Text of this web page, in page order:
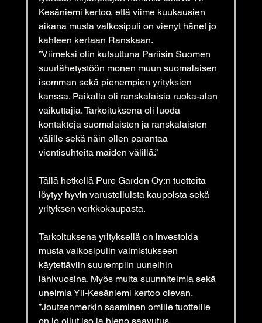
Kesäniemi kertoo, että viime kuukausien
aikana musta valkosipuli on vienyt hänet jo
kahteen kertaan Ranskaan.
”Viimeksi olin kutsuttuna Pariisin Suomen
suurlähetystöön monen muun suomalaisen
isomman sekä pienempien yrityksien
kanssa. Paikalla oli ranskalaisia ruoka-alan
vaikuttajia. Tarkoituksena oli luoda
kontakteja suomalaisten ja ranskalaisten
välille sekä näin ollen parantaa
vientisuhteita maiden välillä.”
Tällä hetkellä Pure Garden Oy:n tuotteita
löytyy hyvin varustelluista kaupoista sekä
yrityksen verkkokaupasta.
Tarkoituksena yrityksellä on investoida
musta valkosipulin valmistukseen
käytettäviin suurempiin uuneihin
lähivuosina. Myös muita suunnitelmia sekä
unelmia Yli-Kesäniemi kertoo olevan.
”Joutsenmerkin saaminen omille tuotteille